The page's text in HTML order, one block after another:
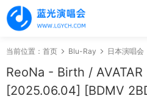
当前位置： 首页 Blu-Ray 日本演唱会
ReoNa - Birth /
[2025.06.04] [BDMV